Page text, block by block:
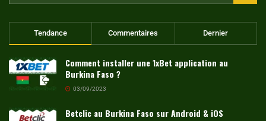
Tendance Commentaires Dernier
Comment installer une 1xBet application au
Burkina Faso ?
03/09/2023
Betclic au Burkina Faso sur Android & iOS